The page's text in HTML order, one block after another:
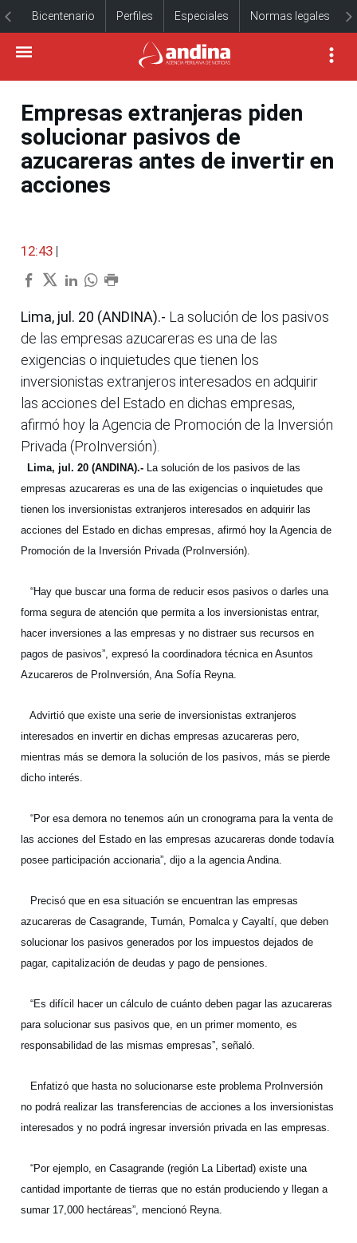
Bicentenario Perfiles Especiales Normas legales
Empresas extranjeras piden
solucionar pasivos de
azucareras antes de invertir en
acciones
12:43 |
Lima, jul. 20 (ANDINA).- La solución de los pasivos
de las empresas azucareras es una de las
exigencias o inquietudes que tienen los
inversionistas extranjeros interesados en adquirir
las acciones del Estado en dichas empresas,
afirmó hoy la Agencia de Promoción de la Inversión
Privada (ProInversión).
Lima, jul. 20 (ANDINA).- La solución de los pasivos de las
empresas azucareras es una de las exigencias o inquietudes que
tienen los inversionistas extranjeros interesados en adquirir las
acciones del Estado en dichas empresas, afirmó hoy la Agencia de
Promoción de la Inversión Privada (ProInversión).
“Hay que buscar una forma de reducir esos pasivos o darles una
forma segura de atención que permita a los inversionistas entrar,
hacer inversiones a las empresas y no distraer sus recursos en
pagos de pasivos”, expresó la coordinadora técnica en Asuntos
Azucareros de ProInversión, Ana Sofía Reyna.
Advirtió que existe una serie de inversionistas extranjeros
interesados en invertir en dichas empresas azucareras pero,
mientras más se demora la solución de los pasivos, más se pierde
dicho interés.
“Por esa demora no tenemos aún un cronograma para la venta de
las acciones del Estado en las empresas azucareras donde todavía
posee participación accionaria”, dijo a la agencia Andina.
Precisó que en esa situación se encuentran las empresas
azucareras de Casagrande, Tumán, Pomalca y Cayaltí, que deben
solucionar los pasivos generados por los impuestos dejados de
pagar, capitalización de deudas y pago de pensiones.
“Es difícil hacer un cálculo de cuánto deben pagar las azucareras
para solucionar sus pasivos que, en un primer momento, es
responsabilidad de las mismas empresas”, señaló.
Enfatizó que hasta no solucionarse este problema ProInversión
no podrá realizar las transferencias de acciones a los inversionistas
interesados y no podrá ingresar inversión privada en las empresas.
“Por ejemplo, en Casagrande (región La Libertad) existe una
cantidad importante de tierras que no están produciendo y llegan a
sumar 17,000 hectáreas”, mencionó Reyna.